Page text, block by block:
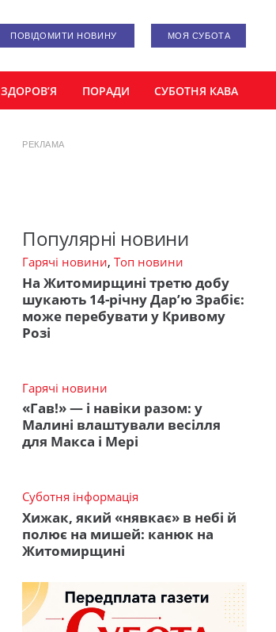
ПОВІДОМИТИ НОВИНУ МОЯ СУБОТА
ЗДОРОВ’Я ПОРАДИ СУБОТНЯ КАВА
РЕКЛАМА
Популярні новини
Гарячі новини, Топ новини
На Житомирщині третю добу
шукають 14-річну Дар’ю Зрабіє:
може перебувати у Кривому
Розі
Гарячі новини
«Гав!» — і навіки разом: у
Малині влаштували весілля
для Макса і Мері
Суботня інформація
Хижак, який «нявкає» в небі й
полює на мишей: канюк на
Житомирщині